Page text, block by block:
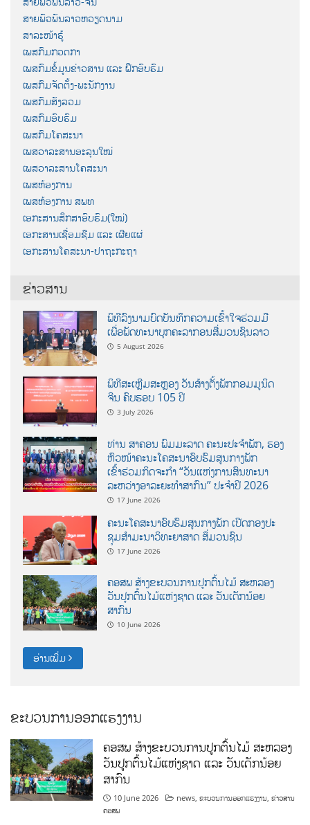
ສາຍພົວພັນລາວຫວຽດນາມ
ສາລະໜ້າຮູ້
ເພສກົມກວດກາ
ເພສກົມຂໍ້ມູນຂ່າວສານ ແລະ ຝຶກອົບຮົມ
ເພສກົມຈັດຕັ້ງ-ພະນັກງານ
ເພສກົມສັງລວມ
ເພສກົມອົບຮົມ
ເພສກົມໂຄສະນາ
ເພສວາລະສານອະລຸນໃໝ່
ເພສວາລະສານໂຄສະນາ
ເພສຫ້ອງການ
ເພສຫ້ອງການ ສພທ
ເອກະສານສຶກສາອົບຮົມ(ໃໝ່)
ເອກະສານເຊື່ອມຊືມ ແລະ ເຜີຍແຜ່
ເອກະສານໂຄສະນາ-ປາຖະກະຖາ
ຂ່າວສານ
ພິທີລົງນາມບົດບັນທຶກຄວາມເຂົ້າໃຈຮ່ວມມື
ເພື່ອພັດທະນາບຸກຄະລາກອນສື່ມວນຊົນລາວ
5 August 2026
ພິທີສະເຫຼີມສະຫຼອງ ວັນສ້າງຕັ້ງພັກກອມມູນິດ
ຈີນ ຄົບຮອບ 105 ປີ
3 July 2026
ທ່ານ ສາຄອນ ພົມມະລາດ ຄະນະປະຈໍາພັກ, ຮອງ
ຫົວໜ້າຄະນະໂຄສະນາອົບຮົມສູນກາງພັກ
ເຂົ້າຮ່ວມກິດຈະກຳ “ວັນແຫ່ງການສົນທະນາ
ລະຫວ່າງອາລະຍະທຳສາກົນ” ປະຈຳປີ 2026
17 June 2026
ຄະນະໂຄສະນາອົບຮົມສູນກາງພັກ ເປີດກອງປະ
ຊຸມສຳມະນາວິທະຍາສາດ ສຶ່ມວນຊົນ
17 June 2026
ຄອສພ ສ້າງຂະບວນການປູກຕົ້ນໄມ້ ສະຫລອງ
ວັນປູກຕົ້ນໄມ້ແຫ່ງຊາດ ແລະ ວັນເດັກນ້ອຍ
ສາກົນ
10 June 2026
ອ່ານເພີ່ມ
ຂະບວນການອອກແຮງງານ
ຄອສພ ສ້າງຂະບວນການປູກຕົ້ນໄມ້ ສະຫລອງ
ວັນປູກຕົ້ນໄມ້ແຫ່ງຊາດ ແລະ ວັນເດັກນ້ອຍ
ສາກົນ
10 June 2026 news ,ຂະບວນການອອກແຮງງານ ,ຂ່າວສານ
ຄອສພ